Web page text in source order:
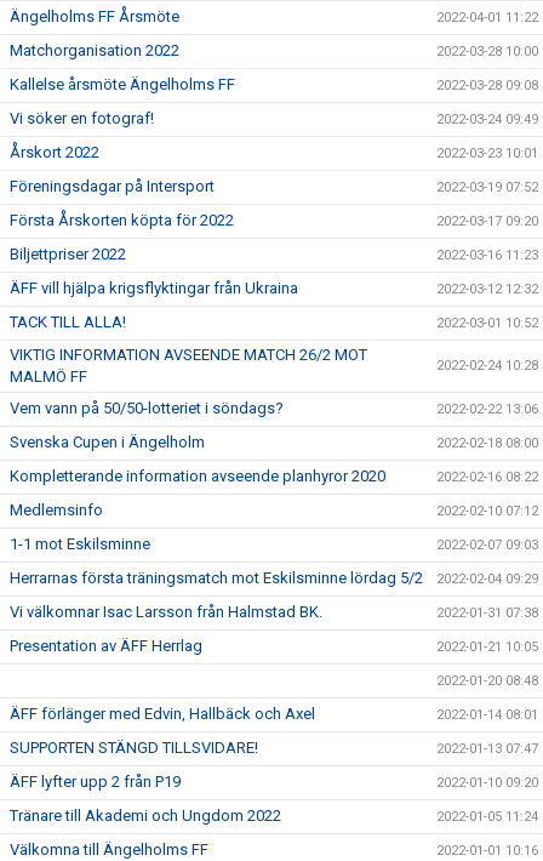
Ängelholms FF Årsmöte 2022-04-01 11:22
Matchorganisation 2022 2022-03-28 10:00
Kallelse årsmöte Ängelholms FF 2022-03-28 09:08
Vi söker en fotograf! 2022-03-24 09:49
Årskort 2022 2022-03-23 10:01
Föreningsdagar på Intersport 2022-03-19 07:52
Första Årskorten köpta för 2022 2022-03-17 09:20
Biljettpriser 2022 2022-03-16 11:23
ÄFF vill hjälpa krigsflyktingar från Ukraina 2022-03-12 12:32
TACK TILL ALLA! 2022-03-01 10:52
VIKTIG INFORMATION AVSEENDE MATCH 26/2 MOT
MALMÖ FF
2022-02-24 10:28
Vem vann på 50/50-lotteriet i söndags? 2022-02-22 13:06
Svenska Cupen i Ängelholm 2022-02-18 08:00
Kompletterande information avseende planhyror 2020 2022-02-16 08:22
Medlemsinfo 2022-02-10 07:12
1-1 mot Eskilsminne 2022-02-07 09:03
Herrarnas första träningsmatch mot Eskilsminne lördag 5/2 2022-02-04 09:29
Vi välkomnar Isac Larsson från Halmstad BK. 2022-01-31 07:38
Presentation av ÄFF Herrlag 2022-01-21 10:05
2022-01-20 08:48
ÄFF förlänger med Edvin, Hallbäck och Axel 2022-01-14 08:01
SUPPORTEN STÄNGD TILLSVIDARE! 2022-01-13 07:47
ÄFF lyfter upp 2 från P19 2022-01-10 09:20
Tränare till Akademi och Ungdom 2022 2022-01-05 11:24
Välkomna till Ängelholms FF 2022-01-01 10:16